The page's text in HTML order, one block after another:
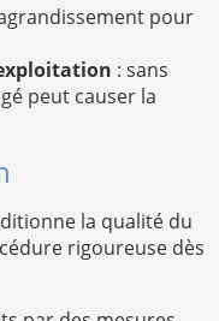
pour
: sans
peut causer la
la qualité du
rigoureuse dès